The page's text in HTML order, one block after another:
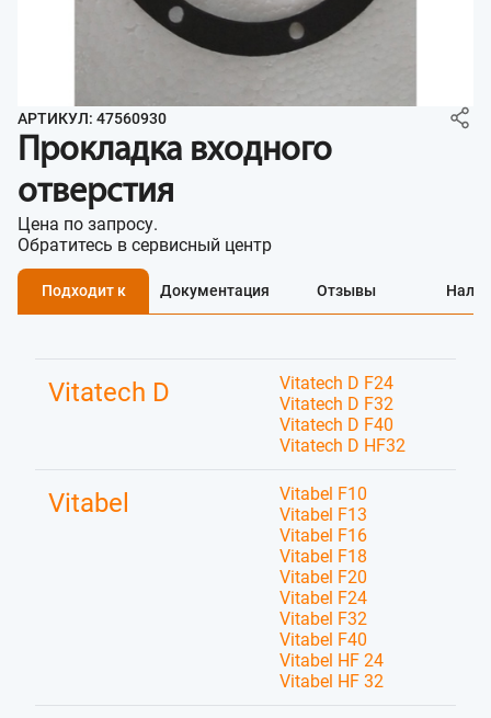
АРТИКУЛ: 47560930
Прокладка входного
отверстия
Цена по запросу.
Обратитесь в сервисный центр
Подходит к Документация Отзывы
Vitatech D
Vitatech D F24
Vitatech D F32
Vitatech D F40
Vitatech D HF32
Vitabel
Vitabel F10
Vitabel F13
Vitabel F16
Vitabel F18
Vitabel F20
Vitabel F24
Vitabel F32
Vitabel F40
Vitabel HF 24
Vitabel HF 32